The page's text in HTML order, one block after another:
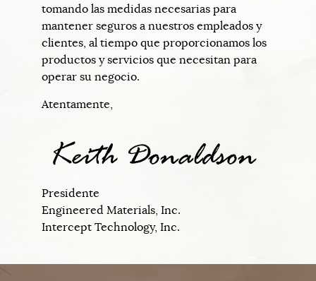
tomando las medidas necesarias para
mantener seguros a nuestros empleados y
clientes, al tiempo que proporcionamos los
productos y servicios que necesitan para
operar su negocio.
Atentamente,
Presidente
Engineered Materials, Inc.
Intercept Technology, Inc.